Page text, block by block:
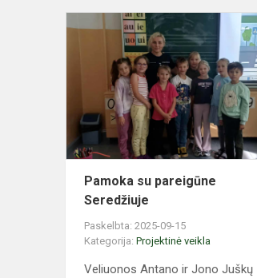
Pamoka su pareigūne
Seredžiuje
Paskelbta: 2025-09-15
Kategorija: Projektinė veikla
Veliuonos Antano ir Jono Juškų